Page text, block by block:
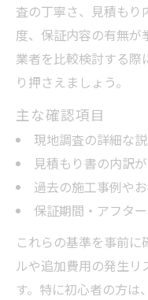
査の丁寧さ、見積もり
度、保証内容の有無が
業者を比較検討する
り押さえましょう。
主な確認項目
現地調査の詳細な
見積もり書の内訳
過去の施工事例や
保証期間・アフタ
これらの基準を事前
ルや追加費用の発生
す。特に初心者の方は